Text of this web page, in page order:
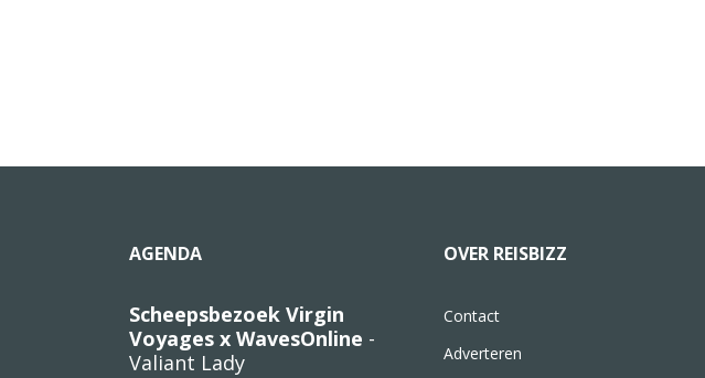
AGENDA
Scheepsbezoek Virgin
Voyages x WavesOnline -
Valiant Lady
OVER REISBIZZ
Contact
Adverteren